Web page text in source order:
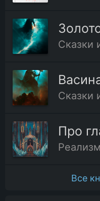
Сказки
Сказки
Про
Реализм
Все